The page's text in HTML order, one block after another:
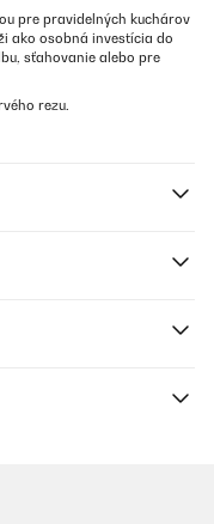
pre pravidelných kuchárov
ako osobná investícia do
sťahovanie alebo pre
rezu.